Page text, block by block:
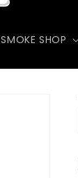
SMOKE SHOP